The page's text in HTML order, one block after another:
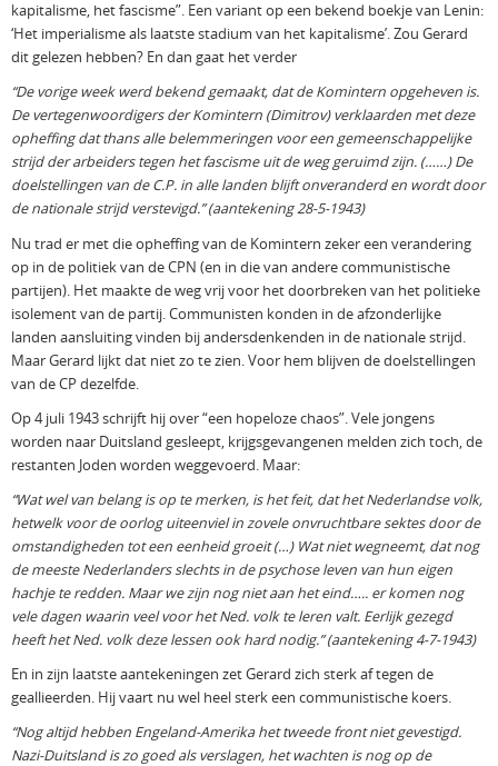
kapitalisme, het fascisme”. Een variant op een bekend boekje van Lenin:
‘Het imperialisme als laatste stadium van het kapitalisme’. Zou Gerard
dit gelezen hebben? En dan gaat het verder
“De vorige week werd bekend gemaakt, dat de Komintern opgeheven is.
De vertegenwoordigers der Komintern (Dimitrov) verklaarden met deze
opheffing dat thans alle belemmeringen voor een gemeenschappelijke
strijd der arbeiders tegen het fascisme uit de weg geruimd zijn. (……) De
doelstellingen van de C.P. in alle landen blijft onveranderd en wordt door
de nationale strijd verstevigd.” (aantekening 28-5-1943)
Nu trad er met die opheffing van de Komintern zeker een verandering
op in de politiek van de CPN (en in die van andere communistische
partijen). Het maakte de weg vrij voor het doorbreken van het politieke
isolement van de partij. Communisten konden in de afzonderlijke
landen aansluiting vinden bij andersdenkenden in de nationale strijd.
Maar Gerard lijkt dat niet zo te zien. Voor hem blijven de doelstellingen
van de CP dezelfde.
Op 4 juli 1943 schrijft hij over “een hopeloze chaos”. Vele jongens
worden naar Duitsland gesleept, krijgsgevangenen melden zich toch, de
restanten Joden worden weggevoerd. Maar:
“Wat wel van belang is op te merken, is het feit, dat het Nederlandse volk,
hetwelk voor de oorlog uiteenviel in zovele onvruchtbare sektes door de
omstandigheden tot een eenheid groeit (…) Wat niet wegneemt, dat nog
de meeste Nederlanders slechts in de psychose leven van hun eigen
hachje te redden. Maar we zijn nog niet aan het eind….. er komen nog
vele dagen waarin veel voor het Ned. volk te leren valt. Eerlijk gezegd
heeft het Ned. volk deze lessen ook hard nodig.” (aantekening 4-7-1943)
En in zijn laatste aantekeningen zet Gerard zich sterk af tegen de
geallieerden. Hij vaart nu wel heel sterk een communistische koers.
“Nog altijd hebben Engeland-Amerika het tweede front niet gevestigd.
Nazi-Duitsland is zo goed als verslagen, het wachten is nog op de